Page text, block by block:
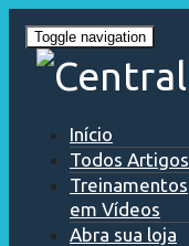
Toggle navigation
Início
Todos Artigos
Treinamentos
em Vídeos
Abra sua loja